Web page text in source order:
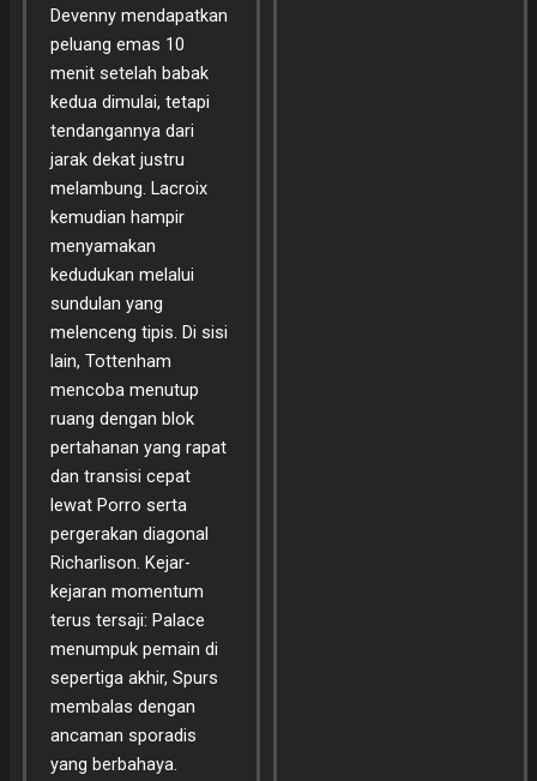
Devenny mendapatkan
peluang emas 10
menit setelah babak
kedua dimulai, tetapi
tendangannya dari
jarak dekat justru
melambung. Lacroix
kemudian hampir
menyamakan
kedudukan melalui
sundulan yang
melenceng tipis. Di sisi
lain, Tottenham
mencoba menutup
ruang dengan blok
pertahanan yang rapat
dan transisi cepat
lewat Porro serta
pergerakan diagonal
Richarlison. Kejar-
kejaran momentum
terus tersaji: Palace
menumpuk pemain di
sepertiga akhir, Spurs
membalas dengan
ancaman sporadis
yang berbahaya.